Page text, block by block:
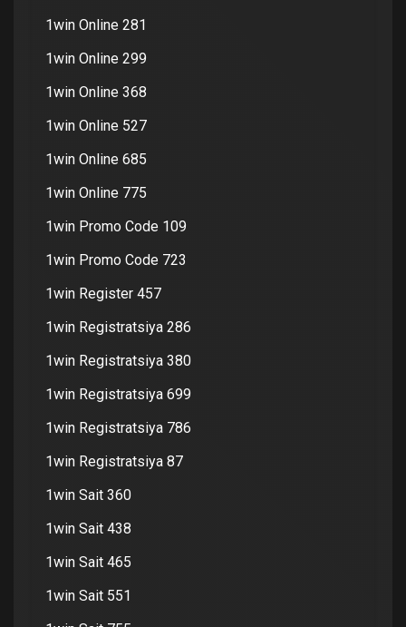
1win Online 281
1win Online 299
1win Online 368
1win Online 527
1win Online 685
1win Online 775
1win Promo Code 109
1win Promo Code 723
1win Register 457
1win Registratsiya 286
1win Registratsiya 380
1win Registratsiya 699
1win Registratsiya 786
1win Registratsiya 87
1win Sait 360
1win Sait 438
1win Sait 465
1win Sait 551